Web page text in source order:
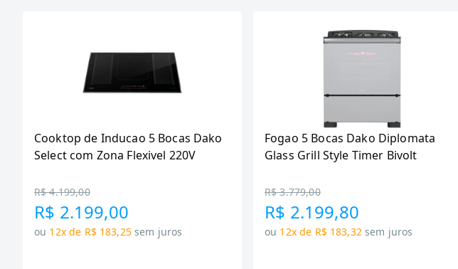
Cooktop de Inducao 5 Bocas Dako
Select com Zona Flexivel 220V
R$ 4.199,00
R$ 2.199,00
ou 12x de R$ 183,25 sem juros
Fogao 5 Bocas Dako Diplomata
Glass Grill Style Timer Bivolt
R$ 3.779,00
R$ 2.199,80
ou 12x de R$ 183,32 sem juros